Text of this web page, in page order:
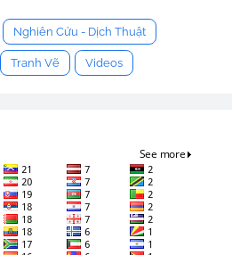
Nghiên Cứu - Dịch Thuật
Tranh Vẽ Videos